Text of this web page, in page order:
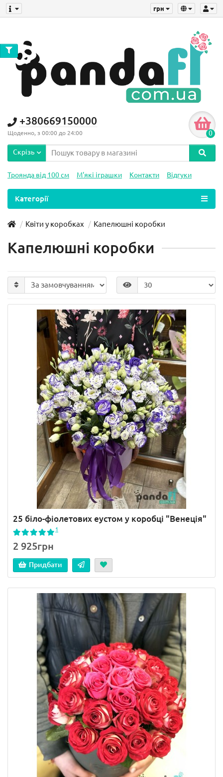
грн
+380669150000
Щоденно, з 00:00 до 24:00 0
Скрізь
Троянда від 100 см М'які іграшки Контакти Відгуки
Категорії
Квіти у коробках Капелюшні коробки
Капелюшні коробки
25 біло-фіолетових еустом у коробці "Венеція"
1
2 925грн
Придбати